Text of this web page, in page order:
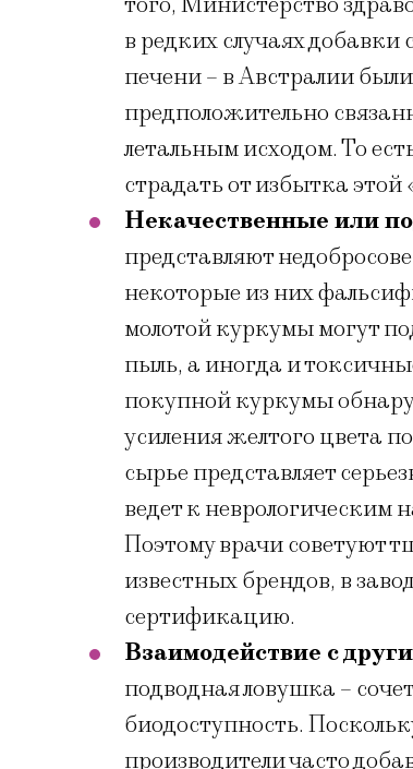
в редких случаях
печени – в Австралии
предположительно
летальным исходом. То
страдать от избытка этой
Некачественные или
представляют
некоторые из них
молотой куркумы могут
пыль, а иногда и
покупной куркумы
усиления желтого цвета
сырье представляет
ведет к
Поэтому врачи советуют
известных брендов, в
сертификацию.
Взаимодействие с
подводная ловушка –
биодоступность.
производители часто